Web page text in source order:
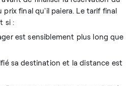
prix final qu'il paiera. Le tarif final
si :
est sensiblement plus long que
sa destination et la distance est